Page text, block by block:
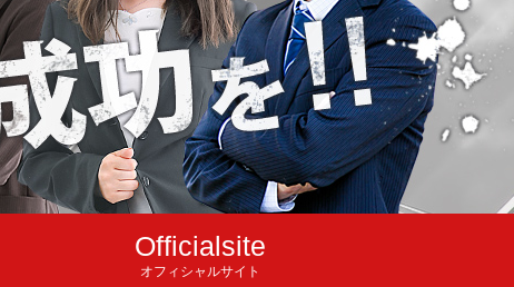
Officialsite
オフィシャルサイト